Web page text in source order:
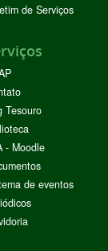
de Serviços
Tesouro
- Moodle
de eventos